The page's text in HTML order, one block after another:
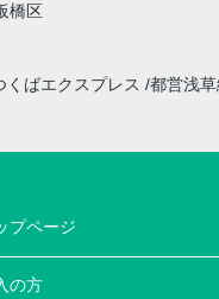
橋区
くばエクスプレス
都営浅
プページ
の方